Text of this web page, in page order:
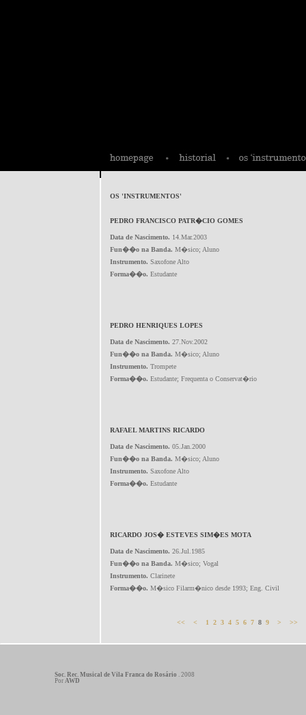
OS 'INSTRUMENTOS'
PEDRO FRANCISCO PATR�CIO GOMES
Data de Nascimento. 14.Mar.2003
Fun��o na Banda. M�sico; Aluno
Instrumento. Saxofone Alto
Forma��o. Estudante
PEDRO HENRIQUES LOPES
Data de Nascimento. 27.Nov.2002
Fun��o na Banda. M�sico; Aluno
Instrumento. Trompete
Forma��o. Estudante; Frequenta o Conservat�rio
RAFAEL MARTINS RICARDO
Data de Nascimento. 05.Jan.2000
Fun��o na Banda. M�sico; Aluno
Instrumento. Saxofone Alto
Forma��o. Estudante
RICARDO JOS� ESTEVES SIM�ES MOTA
Data de Nascimento. 26.Jul.1985
Fun��o na Banda. M�sico; Vogal
Instrumento. Clarinete
Forma��o. M�sico Filarm�nico desde 1993; Eng. Civil
<< < 1 2 3 4 5 6 78 9 > >>
Soc. Rec. Musical de Vila Franca do Rosário . 2008
Por AWD